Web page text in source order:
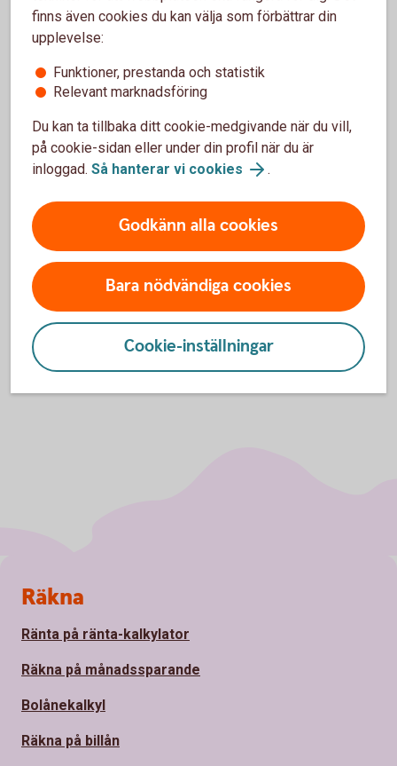
bostadsbyggande, vägar och annan
infrastruktur?
Prata med oss inför din investering
Vill du prata med någon innan du köper skog?
Kontakta oss så går vi igenom hur vi kan hjälpa dig i
din investering.
Äga skog – tips för skogsägare
Kontakta oss inom skog och lantbruk
finns även cookies du kan välja som förbättrar din
upplevelse:
Funktioner, prestanda och statistik
Relevant marknadsföring
Du kan ta tillbaka ditt cookie-medgivande när du vill,
på cookie-sidan eller under din profil när du är
inloggad. Så hanterar vi cookies .
Godkänn alla cookies
Bara nödvändiga cookies
Cookie-inställningar
Sidfot
Räkna
Ränta på ränta-kalkylator
Räkna på månadssparande
Bolånekalkyl
Räkna på billån